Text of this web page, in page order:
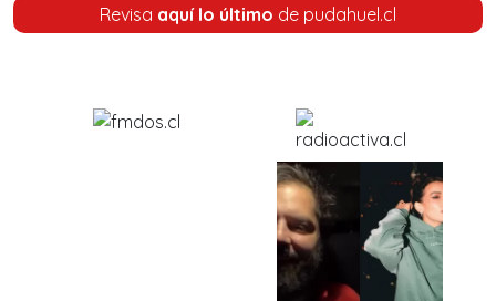
Revisa aquí lo último de pudahuel.cl